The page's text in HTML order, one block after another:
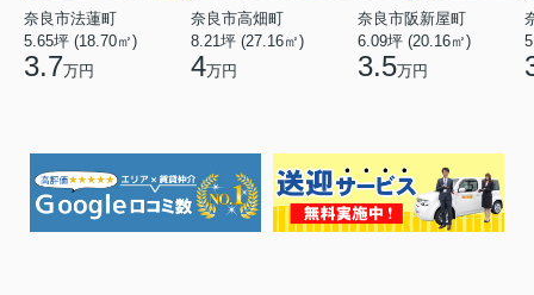
奈良市法蓮町
5.65坪 (18.70㎡)
3.7万円
奈良市高畑町
8.21坪 (27.16㎡)
4万円
奈良市阪新屋町
6.09坪 (20.16㎡)
3.5万円